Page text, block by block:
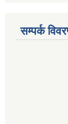
सम्पर्क